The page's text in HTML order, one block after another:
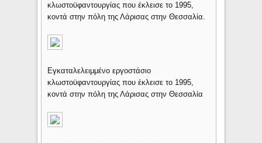
κλωστοϋφαντουργίας που έκλεισε το 1995,
κοντά στην πόλη της Λάρισας στην Θεσσαλία.
Εγκαταλελειμμένο εργοστάσιο
κλωστοϋφαντουργίας που έκλεισε το 1995,
κοντά στην πόλη της Λάρισας στην Θεσσαλία